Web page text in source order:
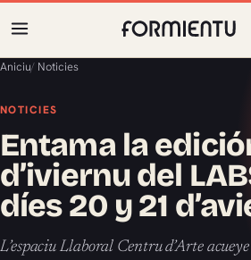
Aniciu/ Noticies
NOTICIES
Entama la
d’iviernu del
díes 20 y 21
L’espaciu Llaboral Centru d’Arte